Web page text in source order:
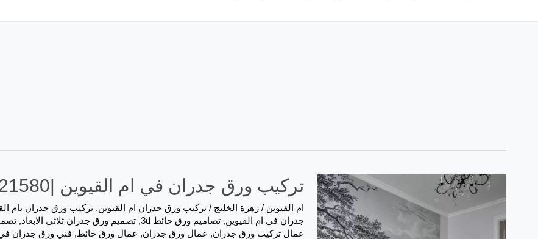
تركيب ورق جدران في ام القيوين |0557821580| ورق حائط
ام القيوين /زهرة الخليج/تركيب ورق جدران ام القيوين,تركيب ورق جدران بام
جدران في ام القيوين,تصاميم ورق حائط 3d ,تصميم ورق جدران ثلاثي الابعاد,
عمال تركيب ورق جدران, عمال ورق جدران, عمال ورق حائط, فني ورق جدران في